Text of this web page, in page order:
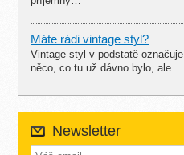
Máte rádi vintage styl?
Vintage styl v podstatě označuje
něco, co tu už dávno bylo, ale…
Newsletter